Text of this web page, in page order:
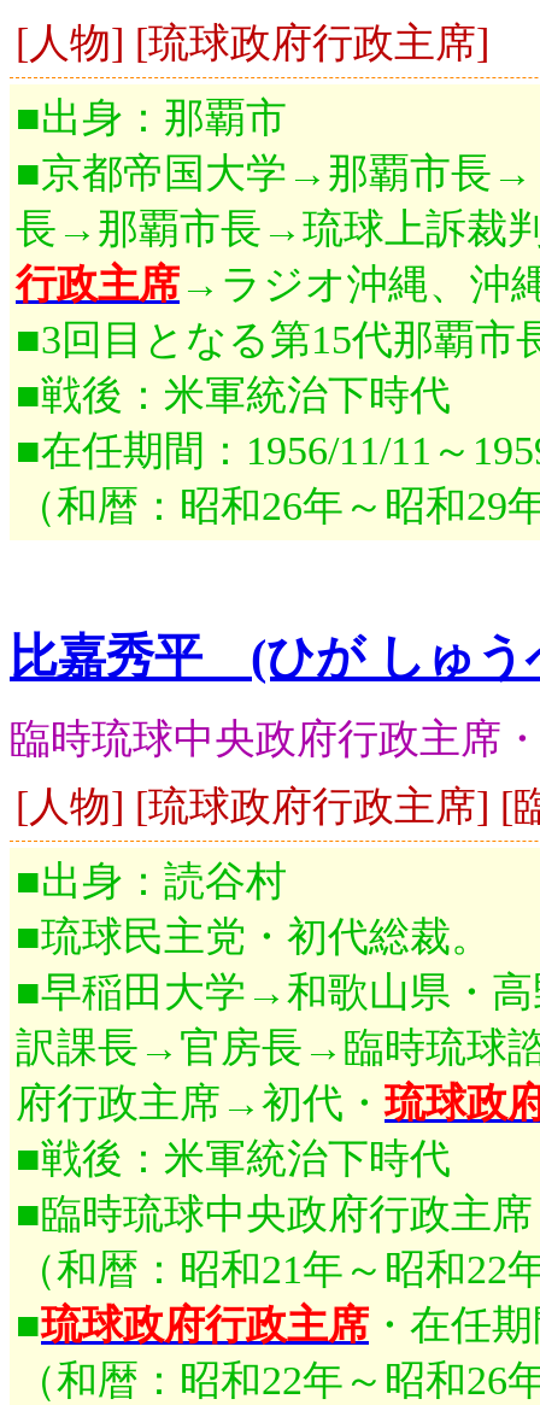
[人物] [琉球政府行政主席]
■出身：那覇市
■京都帝国大学→那覇市長→
長→那覇市長→琉球上訴裁
行政主席→ラジオ沖縄、沖
■3回目となる第15代那覇市
■戦後：米軍統治下時代
■在任期間：1956/11/11～
（和暦：昭和26年～昭和29
比嘉秀平 (ひが しゅう
臨時琉球中央政府行政主席
[人物] [琉球政府行政主席] [
■出身：読谷村
■琉球民主党・初代総裁。
■早稲田大学→和歌山県・
訳課長→官房長→臨時琉球
府行政主席→初代・琉球政
■戦後：米軍統治下時代
■臨時琉球中央政府行政主席
（和暦：昭和21年～昭和22
■琉球政府行政主席 ・在任
（和暦：昭和22年～昭和26